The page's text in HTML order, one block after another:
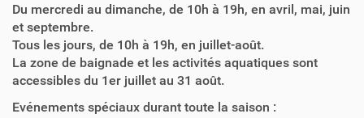
Du mercredi au dimanche, de 10h à 19h, en avril, mai, juin
et septembre.
Tous les jours, de 10h à 19h, en juillet-août.
La zone de baignade et les activités aquatiques sont
accessibles du 1er juillet au 31 août.
Evénements spéciaux durant toute la saison :